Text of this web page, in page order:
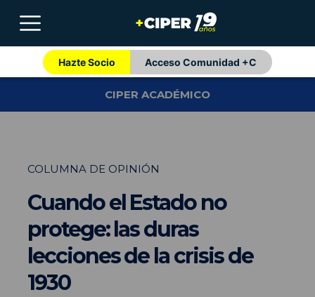
Hazte Socio Acceso Comunidad +C
CIPER ACADÉMICO
COLUMNA DE OPINIÓN
Cuando el Estado no
protege: las duras
lecciones de la crisis de
1930